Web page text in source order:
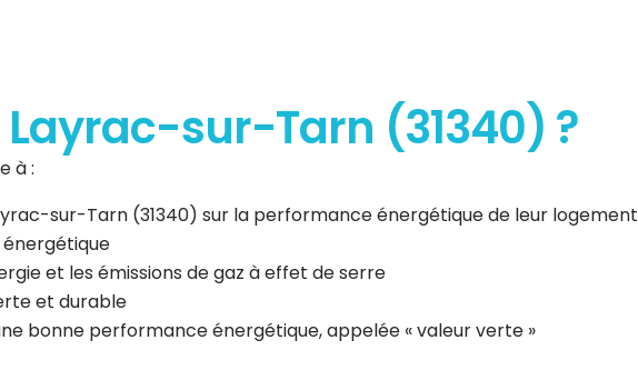
Layrac-sur-Tarn (31340) ?
à :
sur-Tarn (31340) sur la performance énergétique de leur logement
et les émissions de gaz à effet de serre
et durable
bonne performance énergétique, appelée « valeur verte »